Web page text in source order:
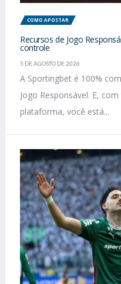
COMO APOSTAR
Recursos de Jogo
controle
5 DE AGOSTO DE 2026
A Sportingbet é 100%
Jogo Responsável. E,
plataforma, você está...